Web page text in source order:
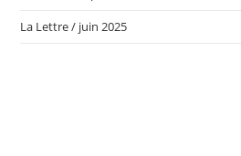
La Lettre / juin 2025